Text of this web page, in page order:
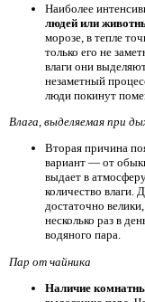
Наиболее
людей или
морозе, в тепле
только его не
влаги они
незаметный
люди покинут
Влага, выделяемая при
Вторая причина
вариант — от
выдает в
количество влаги.
достаточно
несколько раз в
водяного пара.
Пар от чайника
Наличие